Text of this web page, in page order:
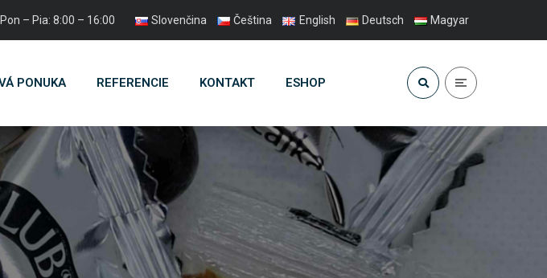
Pon – Pia: 8:00 – 16:00 Slovenčina Čeština English Deutsch Magyar
PONUKA REFERENCIE KONTAKT ESHOP